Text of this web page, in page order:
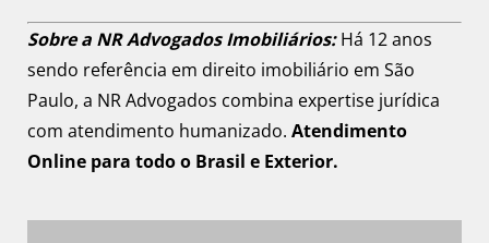
Sobre a NR Advogados Imobiliários:Há 12 anos
sendo referência em direito imobiliário em São
Paulo, a NR Advogados combina expertise jurídica
com atendimento humanizado. Atendimento
Online para todo o Brasil e Exterior.